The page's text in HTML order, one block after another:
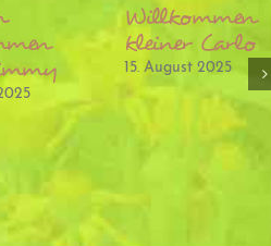
Willkommen
kleiner Carlo
15. August 2025